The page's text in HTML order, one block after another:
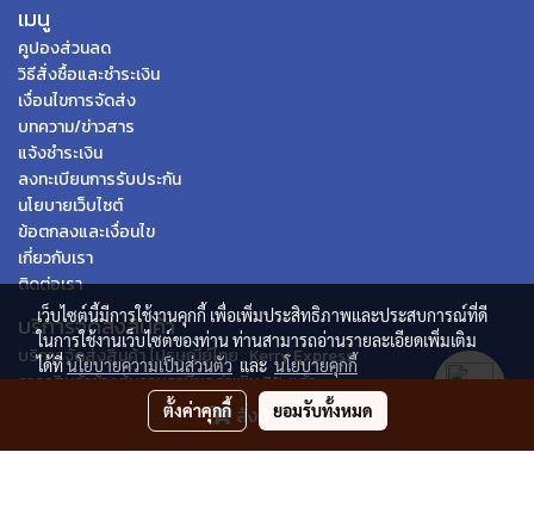
สั่งซื้อสินค้า
เมนู
คูปองส่วนลด
วิธีสั่งซื้อและชำระเงิน
เงื่อนไขการจัดส่ง
บทความ/ข่าวสาร
แจ้งชำระเงิน
ลงทะเบียนการรับประกัน
นโยบายเว็บไซต์
ข้อตกลงและเงื่อนไข
เกี่ยวกับเรา
ติดต่อเรา
บริการจัดส่งสินค้า
บริการจัดส่งสินค้า ไปรษณีย์ไทย , Kerry Express
ราคาสินค้าข้างต้นรวมภาษีมูลค่าเพิ่ม 7% แล้ว
เว็บไซต์นี้มีการใช้งานคุกกี้ เพื่อเพิ่มประสิทธิภาพและประสบการณ์ที่ดี
ในการใช้งานเว็บไซต์ของท่าน ท่านสามารถอ่านรายละเอียดเพิ่มเติม
ได้ที่นโยบายความเป็นส่วนตัวและนโยบายคุกกี้
ตั้งค่าคุกกี้ ยอมรับทั้งหมด